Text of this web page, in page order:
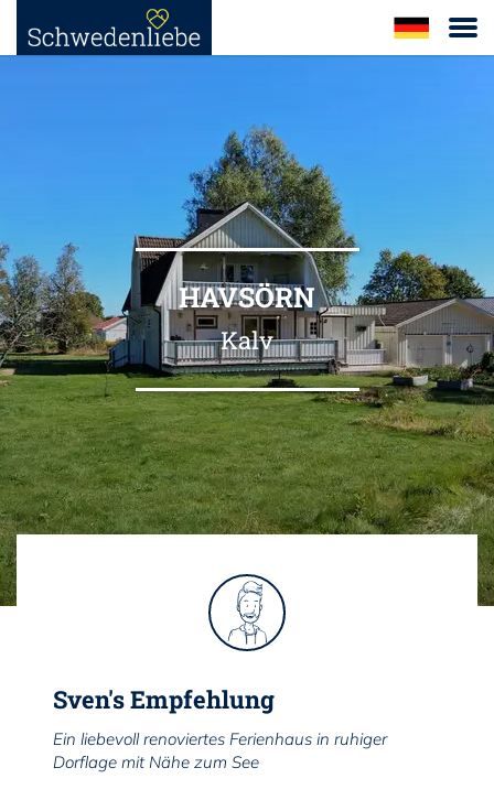
HAVSÖRN
Kalv
Sven's Empfehlung
Ein liebevoll renoviertes Ferienhaus in ruhiger
Dorflage mit Nähe zum See